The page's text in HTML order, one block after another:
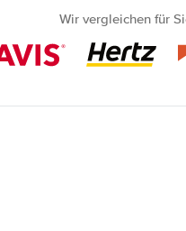
Wir vergleichen für